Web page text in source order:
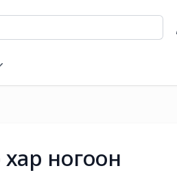
ногоон